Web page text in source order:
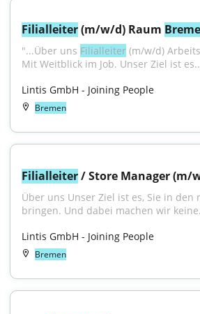
Filialleiter (m/w/d) Raum
"...Über uns Filialleiter (m/w/d)
Mit Weitblick im Job. Unser Ziel ist
Lintis GmbH - Joining People
Bremen
Filialleiter / Store Manager (m/
Über uns Unser Ziel ist es, Sie in den
bringen. Und dabei machen wir
Lintis GmbH - Joining People
Bremen